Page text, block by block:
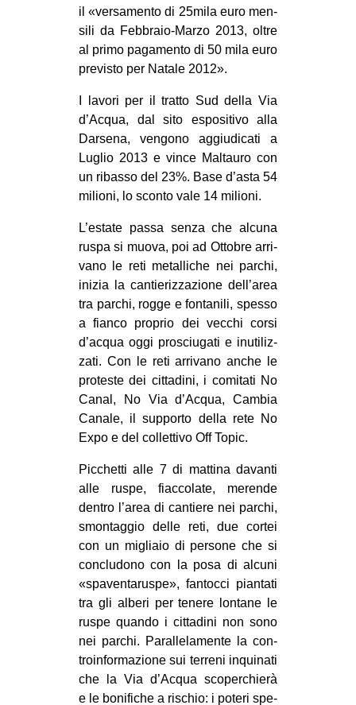
il «ver­sa­mento di 25mila euro men­
sili da Febbraio-Marzo 2013, oltre
al primo paga­mento di 50 mila euro
pre­vi­sto per Natale 2012».
I lavori per il tratto Sud della Via
d’Acqua, dal sito espo­si­tivo alla
Dar­sena, ven­gono aggiu­di­cati a
Luglio 2013 e vince Mal­tauro con
un ribasso del 23%. Base d’asta 54
milioni, lo sconto vale 14 milioni.
L’estate passa senza che alcuna
ruspa si muova, poi ad Otto­bre arri­
vano le reti metal­li­che nei par­chi,
ini­zia la can­tie­riz­za­zione dell’area
tra par­chi, rogge e fon­ta­nili, spesso
a fianco pro­prio dei vec­chi corsi
d’acqua oggi pro­sciu­gati e inu­ti­liz­
zati. Con le reti arri­vano anche le
pro­te­ste dei cit­ta­dini, i comi­tati No
Canal, No Via d’Acqua, Cam­bia
Canale, il sup­porto della rete No
Expo e del col­let­tivo Off Topic.
Pic­chetti alle 7 di mat­tina davanti
alle ruspe, fiac­co­late, merende
den­tro l’area di can­tiere nei par­chi,
smon­tag­gio delle reti, due cor­tei
con un migliaio di per­sone che si
con­clu­dono con la posa di alcuni
«spa­ven­ta­ru­spe», fan­tocci pian­tati
tra gli alberi per tenere lon­tane le
ruspe quando i cit­ta­dini non sono
nei par­chi. Paral­le­la­mente la con­
tro­in­for­ma­zione sui ter­reni inqui­nati
che la Via d’Acqua sco­per­chierà
e le boni­fi­che a rischio: i poteri spe­